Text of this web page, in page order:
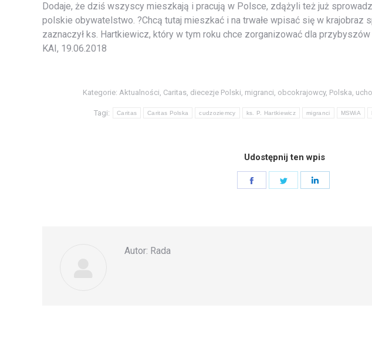
Dodaje, że dziś wszyscy mieszkają i pracują w Polsce, zdążyli też już
polskie obywatelstwo. ?Chcą tutaj mieszkać i na trwałe wpisać się w krajobraz
zaznaczył ks. Hartkiewicz, który w tym roku chce zorganizować dla
KAI, 19.06.2018
Kategorie: Aktualności, Caritas, diecezje Polski, migranci, obcokrajowcy, Polska,
Tagi: Caritas Caritas Polska cudzoziemcy ks. P. Hartkiewicz migranci MSWiA
Udostępnij ten wpis
Share
Autor: Rada